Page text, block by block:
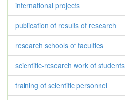
international projects
publication of results of research
research schools of faculties
scientific-research work of students
training of scientific personnel